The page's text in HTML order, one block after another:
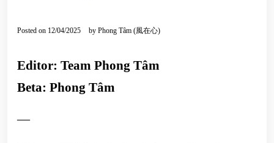
Posted on 12/04/2025 by Phong Tâm (風在心)
Editor: Team Phong Tâm
Beta: Phong Tâm
—